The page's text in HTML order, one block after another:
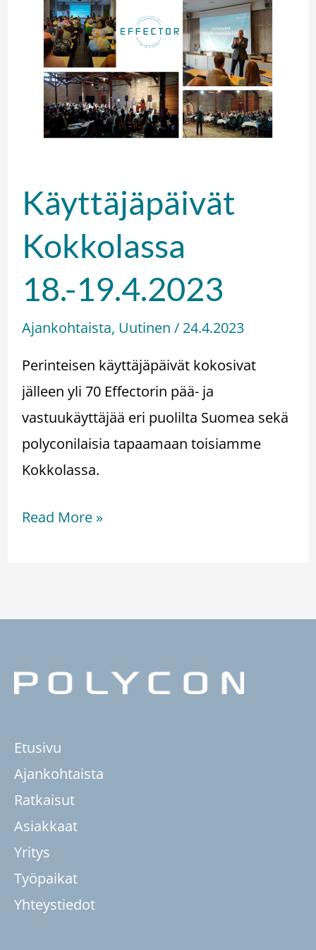
Käyttäjäpäivät
Kokkolassa
18.-19.4.2023
Ajankohtaista, Uutinen / 24.4.2023
Perinteisen käyttäjäpäivät kokosivat
jälleen yli 70 Effectorin pää- ja
vastuukäyttäjää eri puolilta Suomea sekä
polyconilaisia tapaamaan toisiamme
Kokkolassa.
18.-19.4.2023
Read More »
Etusivu
Ajankohtaista
Ratkaisut
Asiakkaat
Yritys
Työpaikat
Yhteystiedot